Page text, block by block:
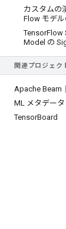
カスタムの
Flow モデ
TensorFlow
Model の
関連プロジェク
Apache Beam
ML メタデータ
TensorBoard